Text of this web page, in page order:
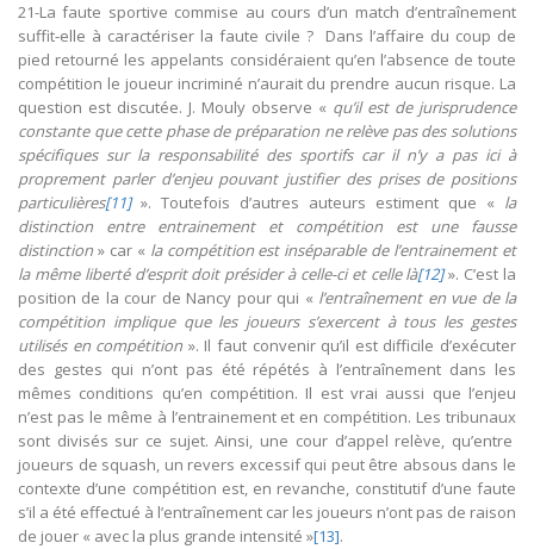
21-La faute sportive commise au cours d’un match d’entraînement
suffit-elle à caractériser la faute civile ? Dans l’affaire du coup de
pied retourné les appelants considéraient qu’en l’absence de toute
compétition le joueur incriminé n’aurait du prendre aucun risque. La
question est discutée. J. Mouly observe « qu’il est de jurisprudence
constante que cette phase de préparation ne relève pas des solutions
spécifiques sur la responsabilité des sportifs car il n’y a pas ici à
proprement parler d’enjeu pouvant justifier des prises de positions
particulières[11]». Toutefois d’autres auteurs estiment que « la
distinction entre entrainement et compétition est une fausse
distinction » car « la compétition est inséparable de l’entrainement et
la même liberté d’esprit doit présider à celle-ci et celle là[12]». C’est la
position de la cour de Nancy pour qui « l’entraînement en vue de la
compétition implique que les joueurs s’exercent à tous les gestes
utilisés en compétition ». Il faut convenir qu’il est difficile d’exécuter
des gestes qui n’ont pas été répétés à l’entraînement dans les
mêmes conditions qu’en compétition. Il est vrai aussi que l’enjeu
n’est pas le même à l’entrainement et en compétition. Les tribunaux
sont divisés sur ce sujet. Ainsi, une cour d’appel relève, qu’entre
joueurs de squash, un revers excessif qui peut être absous dans le
contexte d’une compétition est, en revanche, constitutif d’une faute
s’il a été effectué à l’entraînement car les joueurs n’ont pas de raison
de jouer « avec la plus grande intensité »[13].